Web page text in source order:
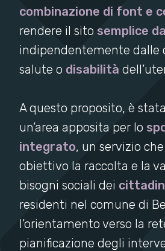
combinazione di font e
rendere il sito semplice
indipendentemente dalle
salute o disabilità
A questo proposito, è
un’area apposita per lo
integrato, un servizio
obiettivo la raccolta e la
bisogni sociali dei
residenti nel comune di
l’orientamento verso la
pianificazione degli